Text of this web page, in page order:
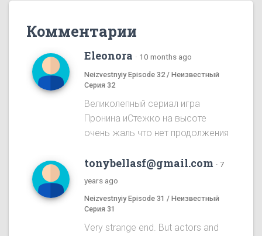
Комментарии
Eleonora · 10 months ago
Neizvestnyiy Episode 32 / Неизвестный
Серия 32
Великолепный сериал игра
Пронина иСтежко на высоте
очень жаль что нет продолжения
tonybellasf@gmail.com · 7
years ago
Neizvestnyiy Episode 31 / Неизвестный
Серия 31
Very strange end. But actors and